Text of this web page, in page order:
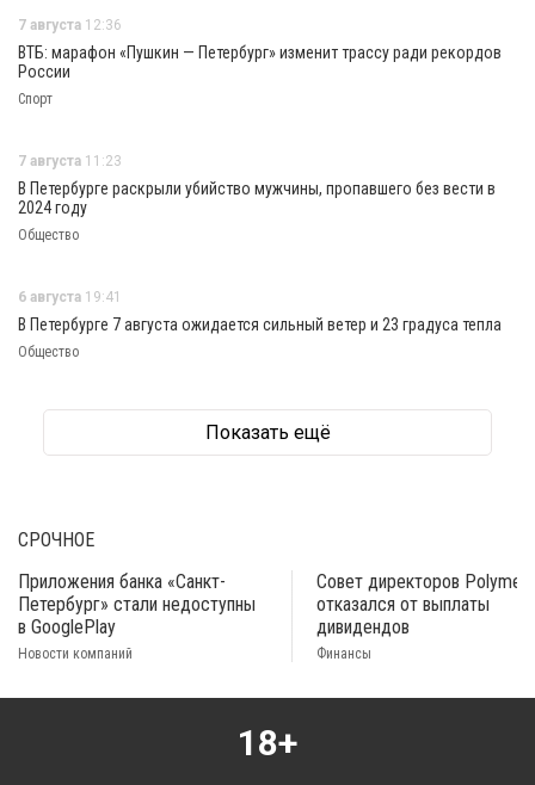
7 августа 12:36
ВТБ: марафон «Пушкин — Петербург» изменит трассу ради рекордов
России
Спорт
7 августа 11:23
В Петербурге раскрыли убийство мужчины, пропавшего без вести в
2024 году
Общество
6 августа 19:41
В Петербурге 7 августа ожидается сильный ветер и 23 градуса тепла
Общество
Показать ещё
СРОЧНОЕ
Приложения банка «Санкт-
Петербург» стали недоступны
в GooglePlay
Новости компаний
Совет директоров
отказался от выплаты
дивидендов
Финансы
18+